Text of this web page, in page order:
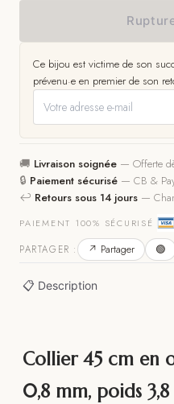
Ce bijou est victime de son
prévenu·e en premier de son
🚚 Livraison soignée — Offerte
🔒 Paiement sécurisé — CB &
↩️ Retours sous 14 jours —
PAIEMENT 100% SÉCURISÉ
PARTAGER : ↗ Partager 🟢
📋 Description
Collier 45 cm en
0,8 mm, poids